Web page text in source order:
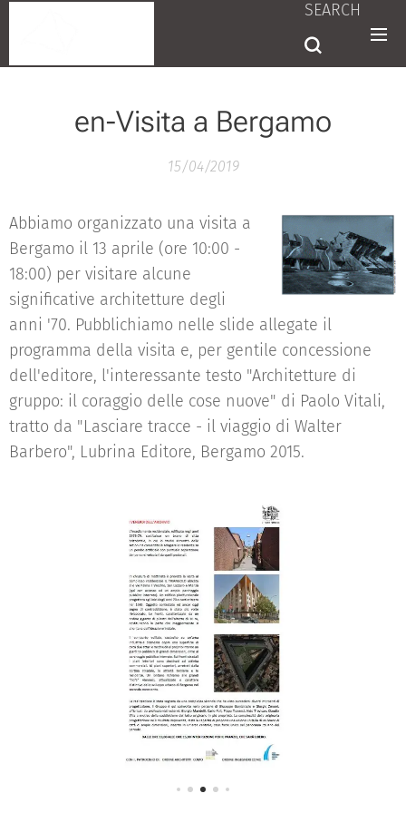
SEARCH
en-Visita a Bergamo
15/04/2019
Abbiamo organizzato una visita a
Bergamo il 13 aprile (ore 10:00 -
18:00) per visitare alcune
significative architetture degli
anni '70. Pubblichiamo nelle slide allegate il
programma della visita e, per gentile concessione
dell'editore, l'interessante testo "Architetture di
gruppo: il coraggio delle cose nuove" di Paolo Vitali,
tratto da "Lasciare tracce - il viaggio di Walter
Barbero", Lubrina Editore, Bergamo 2015.